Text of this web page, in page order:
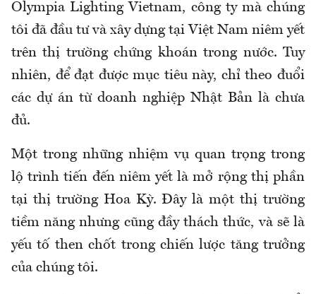
Olympia Lighting Vietnam, công ty mà chúng
tôi đã đầu tư và xây dựng tại Việt Nam niêm yết
trên thị trường chứng khoán trong nước. Tuy
nhiên, để đạt được mục tiêu này, chỉ theo đuổi
các dự án từ doanh nghiệp Nhật Bản là chưa
đủ.
Một trong những nhiệm vụ quan trọng trong
lộ trình tiến đến niêm yết là mở rộng thị phần
tại thị trường Hoa Kỳ. Đây là một thị trường
tiềm năng nhưng cũng đầy thách thức, và sẽ là
yếu tố then chốt trong chiến lược tăng trưởng
của chúng tôi.